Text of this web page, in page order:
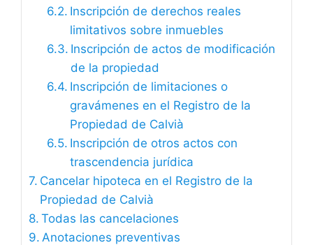
Inscripción de derechos reales
limitativos sobre inmuebles
Inscripción de actos de modificación
de la propiedad
Inscripción de limitaciones o
gravámenes en el Registro de la
Propiedad de Calvià
Inscripción de otros actos con
trascendencia jurídica
Cancelar hipoteca en el Registro de la
Propiedad de Calvià
Todas las cancelaciones
Anotaciones preventivas